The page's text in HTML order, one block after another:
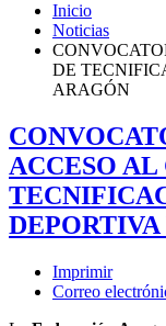
Inicio
Noticias
DE
ARAGÓN
ACCESO AL
Imprimir
Correo